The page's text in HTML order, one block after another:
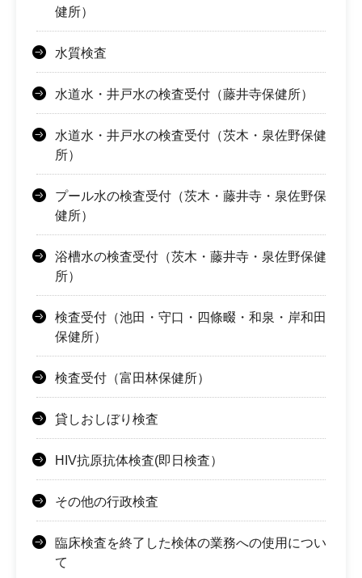
健所）
水質検査
水道水・井戸水の検査受付（藤井寺保健所）
水道水・井戸水の検査受付（茨木・泉佐野保健
所）
プール水の検査受付（茨木・藤井寺・泉佐野保
健所）
浴槽水の検査受付（茨木・藤井寺・泉佐野保健
所）
検査受付（池田・守口・四條畷・和泉・岸和田
保健所）
検査受付（富田林保健所）
貸しおしぼり検査
HIV抗原抗体検査(即日検査）
その他の行政検査
臨床検査を終了した検体の業務への使用につい
て